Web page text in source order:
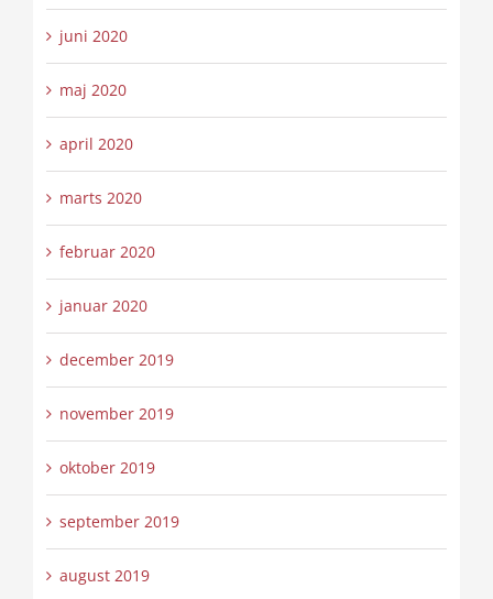
juni 2020
maj 2020
april 2020
marts 2020
februar 2020
januar 2020
december 2019
november 2019
oktober 2019
september 2019
august 2019